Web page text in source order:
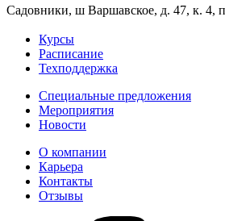
Садовники, ш Варшавское, д. 47, к. 4,
Курсы
Расписание
Техподдержка
Специальные предложения
Мероприятия
Новости
О компании
Карьера
Контакты
Отзывы